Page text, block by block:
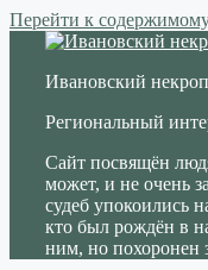
Перейти к
Ивановский
Региональный
Сайт посвящён
может, и не очень
судеб упокоились
кто был рождён в
ним, но похоронен